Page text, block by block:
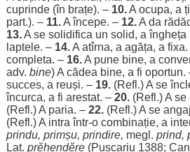
cuprinde(în brațe). – 10.A ocupa, a
part.). – 11.Aîncepe. – 12.A da
13.A se solidifica un solid, aîngheța
laptele. – 14.A atîrna, a agăța, a fixa
completa. – 16.A pune bine, a
adv. bine) A cădea bine, a fi oportun.
succes, a reuși. – 19.(Refl.) A se
încurca, a fi arestat. – 20.(Refl.) A se
(Refl.) A paria. – 22.(Refl.) A se
(Refl.) A intra într-o combinație, a
prindu, primșu, prindire, megl. prind,
Lat. prĕhendĕre(Pușcariu 1388;